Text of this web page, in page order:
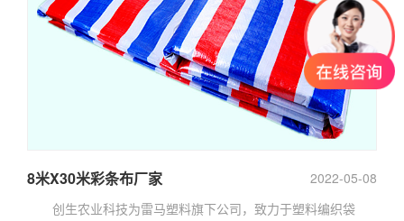
2022-05-08
8米X30米彩条布厂家
创生农业科技为雷马塑料旗下公司，致力于塑料编织袋